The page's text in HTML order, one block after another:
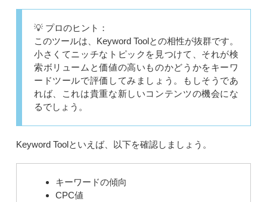
💡 プロのヒント：
このツールは、Keyword Toolとの相性が抜群です。
小さくてニッチなトピックを見つけて、それが検
索ボリュームと価値の高いものかどうかをキーワ
ードツールで評価してみましょう。もしそうであ
れば、これは貴重な新しいコンテンツの機会にな
るでしょう。
Keyword Toolといえば、以下を確認しましょう。
キーワードの傾向
CPC値